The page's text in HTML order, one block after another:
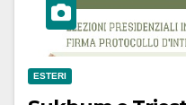
ESTERI